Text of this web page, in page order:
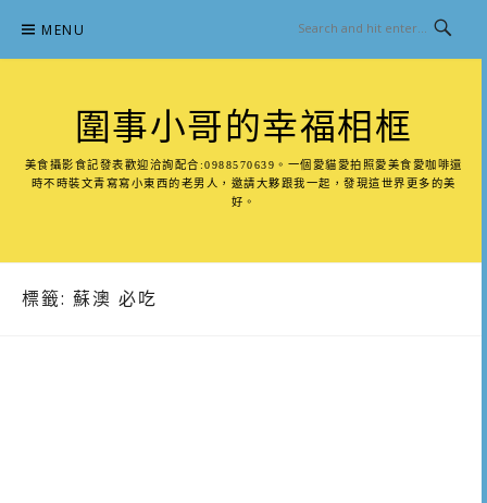
content
MENU
圍事小哥的幸福相框
美食攝影食記發表歡迎洽詢配合:0988570639。一個愛貓愛拍照愛美食愛咖啡還
時不時裝文青寫寫小東西的老男人，邀請大夥跟我一起，發現這世界更多的美
好。
標籤: 蘇澳 必吃